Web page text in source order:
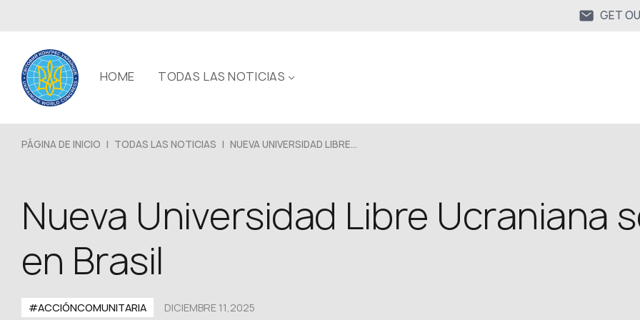
GET
HOME TODAS LAS NOTICIAS
PÁGINA DE INICIO | TODAS LAS NOTICIAS | NUEVA UNIVERSIDAD LIBRE...
Nueva Universidad Libre Ucraniana
en Brasil
#ACCIÓNCOMUNITARIA DICIEMBRE 11,2025